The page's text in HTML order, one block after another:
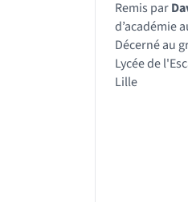
Remis par
d’académie
Décerné au
Lycée de
Lille